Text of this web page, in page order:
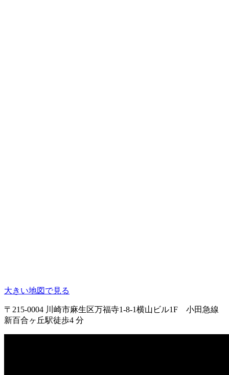
大きい地図で見る
〒215-0004 川崎市麻生区万福寺1-8-1横山ビル1F 小田急線
新百合ヶ丘駅徒歩4 分